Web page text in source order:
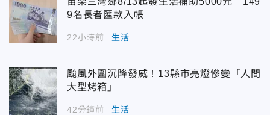
9名長者匯款入帳
22小時前 生活
颱風外圍沉降發威！13縣市亮燈慘變「人間
大型烤箱」
42分鐘前 生活